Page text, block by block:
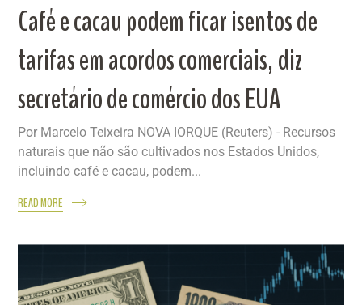
Café e cacau podem ficar isentos de
tarifas em acordos comerciais, diz
secretário de comércio dos EUA
Por Marcelo Teixeira NOVA IORQUE (Reuters) - Recursos
naturais que não são cultivados nos Estados Unidos,
incluindo café e cacau, podem...
READ MORE